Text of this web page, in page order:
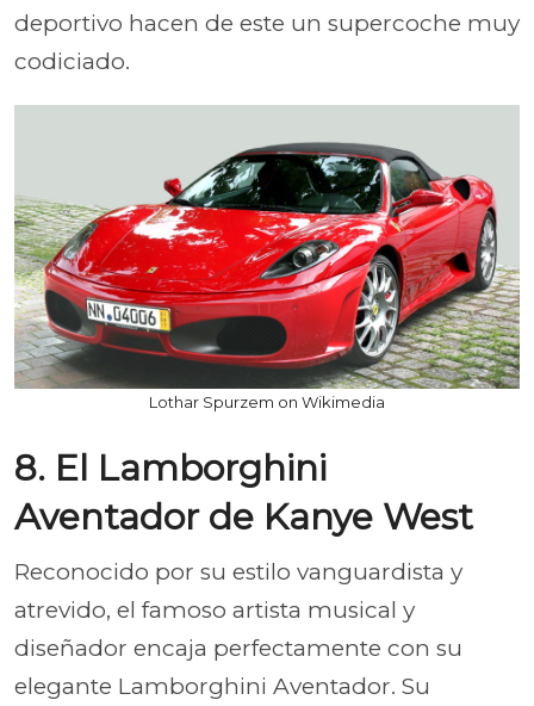
deportivo hacen de este un supercoche muy
codiciado.
Lothar Spurzem on Wikimedia
8. El Lamborghini
Aventador de Kanye West
Reconocido por su estilo vanguardista y
atrevido, el famoso artista musical y
diseñador encaja perfectamente con su
elegante Lamborghini Aventador. Su